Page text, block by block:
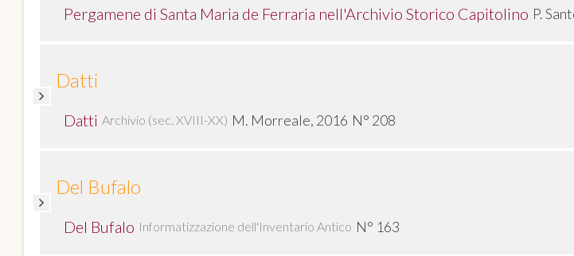
Pergamene di Santa Maria de Ferraria nell'Archivio Storico Capitolino P.
Datti
Datti Archivio (sec. XVIII-XX) M. Morreale, 2016 N° 208
Del Bufalo
Del Bufalo Informatizzazione dell'Inventario Antico N° 163